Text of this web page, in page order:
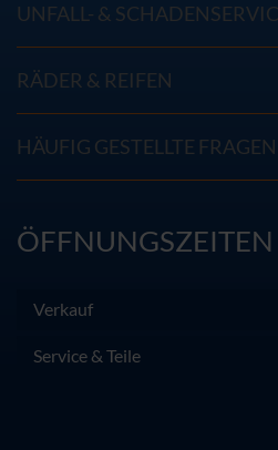
UNFALL- &
RÄDER & REIFEN
HÄUFIG GESTELLTE FRAGEN
ÖFFNUNGSZEITEN
Verkauf
Service & Teile